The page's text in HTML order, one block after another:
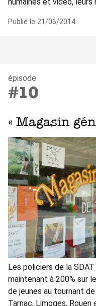
Publié le 21/06/2014
épisode
#10
« Magasin
Les policiers de la
maintenant à 200% sur
de jeunes au tournant
Tarnac, Limoges,